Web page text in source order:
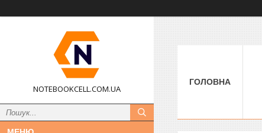
NOTEBOOKCELL.COM.UA
ГОЛОВНА